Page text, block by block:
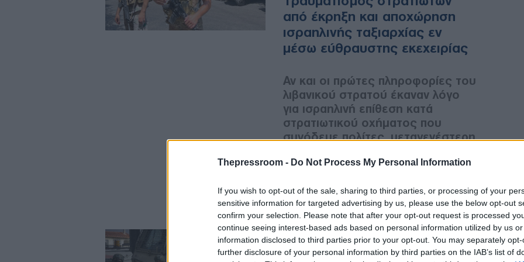
Thepressroom - Do Not Process My Personal Information
If you wish to opt-out of the sale, sharing to third parties, or processing of your
sensitive information for targeted advertising by us, please use the below opt-out
confirm your selection. Please note that after your opt-out request is processed
continue seeing interest-based ads based on personal information utilized by us
information disclosed to third parties prior to your opt-out. You may separately
further disclosure of your personal information by third parties on the IAB’s list of
από έκρηξη και αποχώρηση
ισραηλινής ταξιαρχίας εν
μέσω εύθραυστης εκεχειρίας
Αν και οι πρώτες πληροφορίες του
λιβανικού στρατού έκαναν λόγο
για ισραηλινή επίθεση κατά
στρατιωτικού οχήματος που
συνόδευε πολίτες, μεταγενέστερη
ότι ο τραυματισμός προκλήθηκε
αντικειμένου.
ΔΙΕΘΝΗ
01/08/2026 - 19:59